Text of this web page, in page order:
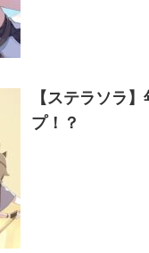
【ステラソラ
プ！？